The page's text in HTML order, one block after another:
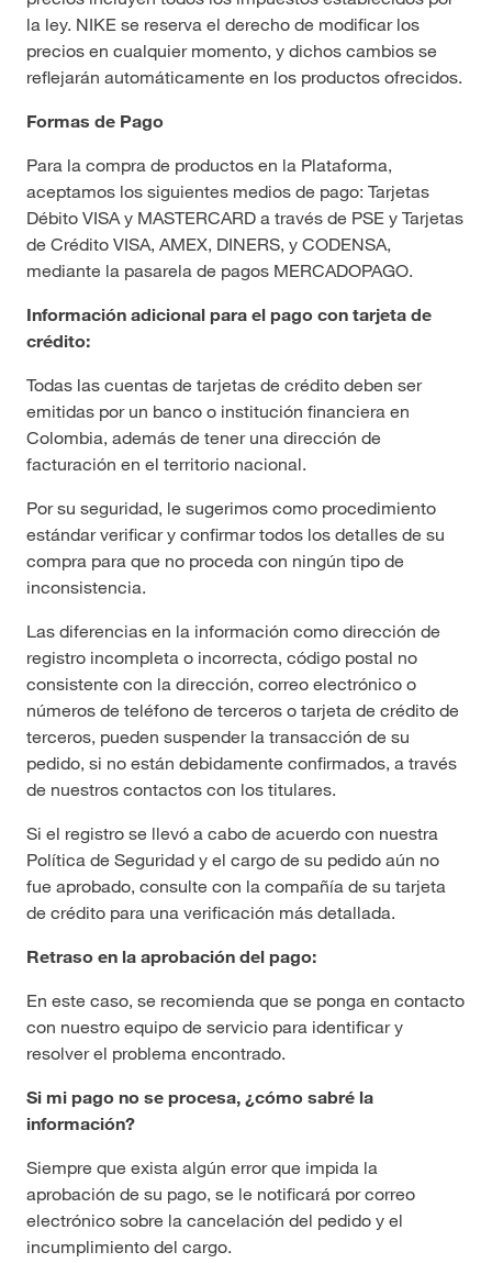
la ley. NIKE se reserva el derecho de modificar los
precios en cualquier momento, y dichos cambios se
reflejarán automáticamente en los productos ofrecidos.
Formas de Pago
Para la compra de productos en la Plataforma,
aceptamos los siguientes medios de pago: Tarjetas
Débito VISA y MASTERCARD a través de PSE y Tarjetas
de Crédito VISA, AMEX, DINERS, y CODENSA,
mediante la pasarela de pagos MERCADOPAGO.
Información adicional para el pago con tarjeta de
crédito:
Todas las cuentas de tarjetas de crédito deben ser
emitidas por un banco o institución financiera en
Colombia, además de tener una dirección de
facturación en el territorio nacional.
Por su seguridad, le sugerimos como procedimiento
estándar verificar y confirmar todos los detalles de su
compra para que no proceda con ningún tipo de
inconsistencia.
Las diferencias en la información como dirección de
registro incompleta o incorrecta, código postal no
consistente con la dirección, correo electrónico o
números de teléfono de terceros o tarjeta de crédito de
terceros, pueden suspender la transacción de su
pedido, si no están debidamente confirmados, a través
de nuestros contactos con los titulares.
Si el registro se llevó a cabo de acuerdo con nuestra
Política de Seguridad y el cargo de su pedido aún no
fue aprobado, consulte con la compañía de su tarjeta
de crédito para una verificación más detallada.
Retraso en la aprobación del pago:
En este caso, se recomienda que se ponga en contacto
con nuestro equipo de servicio para identificar y
resolver el problema encontrado.
Si mi pago no se procesa, ¿cómo sabré la
información?
Siempre que exista algún error que impida la
aprobación de su pago, se le notificará por correo
electrónico sobre la cancelación del pedido y el
incumplimiento del cargo.